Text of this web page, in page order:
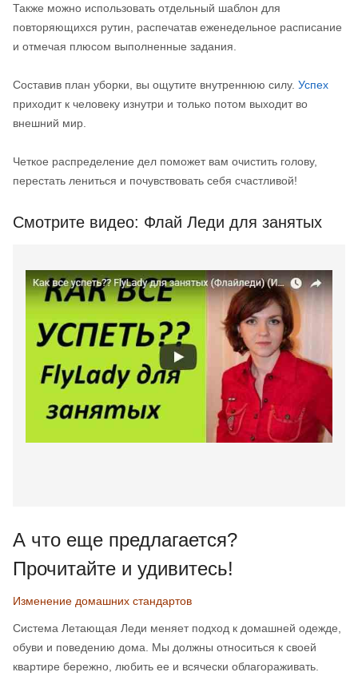
Также можно использовать отдельный шаблон для
повторяющихся рутин, распечатав еженедельное расписание
и отмечая плюсом выполненные задания.
Составив план уборки, вы ощутите внутреннюю силу. Успех
приходит к человеку изнутри и только потом выходит во
внешний мир.
Четкое распределение дел поможет вам очистить голову,
перестать лениться и почувствовать себя счастливой!
Смотрите видео: Флай Леди для занятых
А что еще предлагается?
Прочитайте и удивитесь!
Изменение домашних стандартов
Система Летающая Леди меняет подход к домашней одежде,
обуви и поведению дома. Мы должны относиться к своей
квартире бережно, любить ее и всячески облагораживать.